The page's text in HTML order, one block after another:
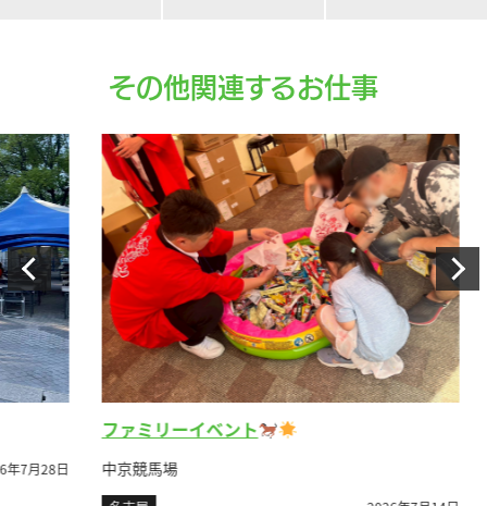
その他関連するお仕事
28日
ファミリーイベント
中京競馬場